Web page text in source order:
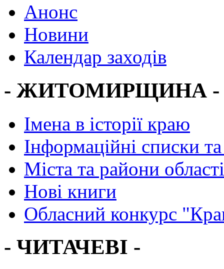
Анонс
Новини
Календар заходів
- ЖИТОМИРЩИНА -
Імена в історії краю
Інформаційні списки
Міста та райони області
Нові книги
Обласний конкурс
- ЧИТАЧЕВІ -